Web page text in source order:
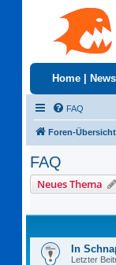
Home News
FAQ
Foren-Übersicht
FAQ
Neues Thema
In
Letzter